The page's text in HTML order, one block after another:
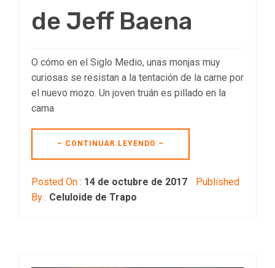
de Jeff Baena
O cómo en el Siglo Medio, unas monjas muy
curiosas se resistan a la tentación de la carne por
el nuevo mozo. Un joven truán es pillado en la
cama
– CONTINUAR LEYENDO –
Posted On : 14 de octubre de 2017
Published
By : Celuloide de Trapo